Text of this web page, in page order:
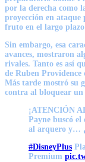
por la derecha como
proyección en ataque
fruto en el largo
Sin embargo, esa
avances, mostraron
rivales. Tanto es así
de Ruben Providence
Más tarde mostró su
contra al bloquear un
¡ATENCIÓN
Payne buscó
al arquero y…
#DisneyPlus
Premium